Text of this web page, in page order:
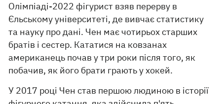
Олімпіаді-2022 фігурист взяв перерву в
Єльському університеті, де вивчає статистику
та науку про дані. Чен має чотирьох старших
братів і сестер. Кататися на ковзанах
американець почав у три роки після того, як
побачив, як його брати грають у хокей.
У 2017 році Чен став першою людиною в історії